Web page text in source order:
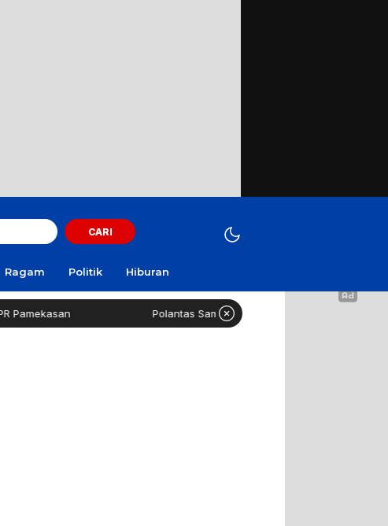
CARI
Ragam Politik Hiburan
Polantas Sampang Imbau Latihan Gerak Jalan Tak Gunakan